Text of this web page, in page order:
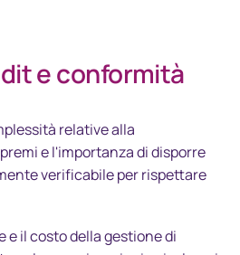
e conformità
relative alla
e l'importanza di disporre
verificabile per rispettare
e il costo della gestione di